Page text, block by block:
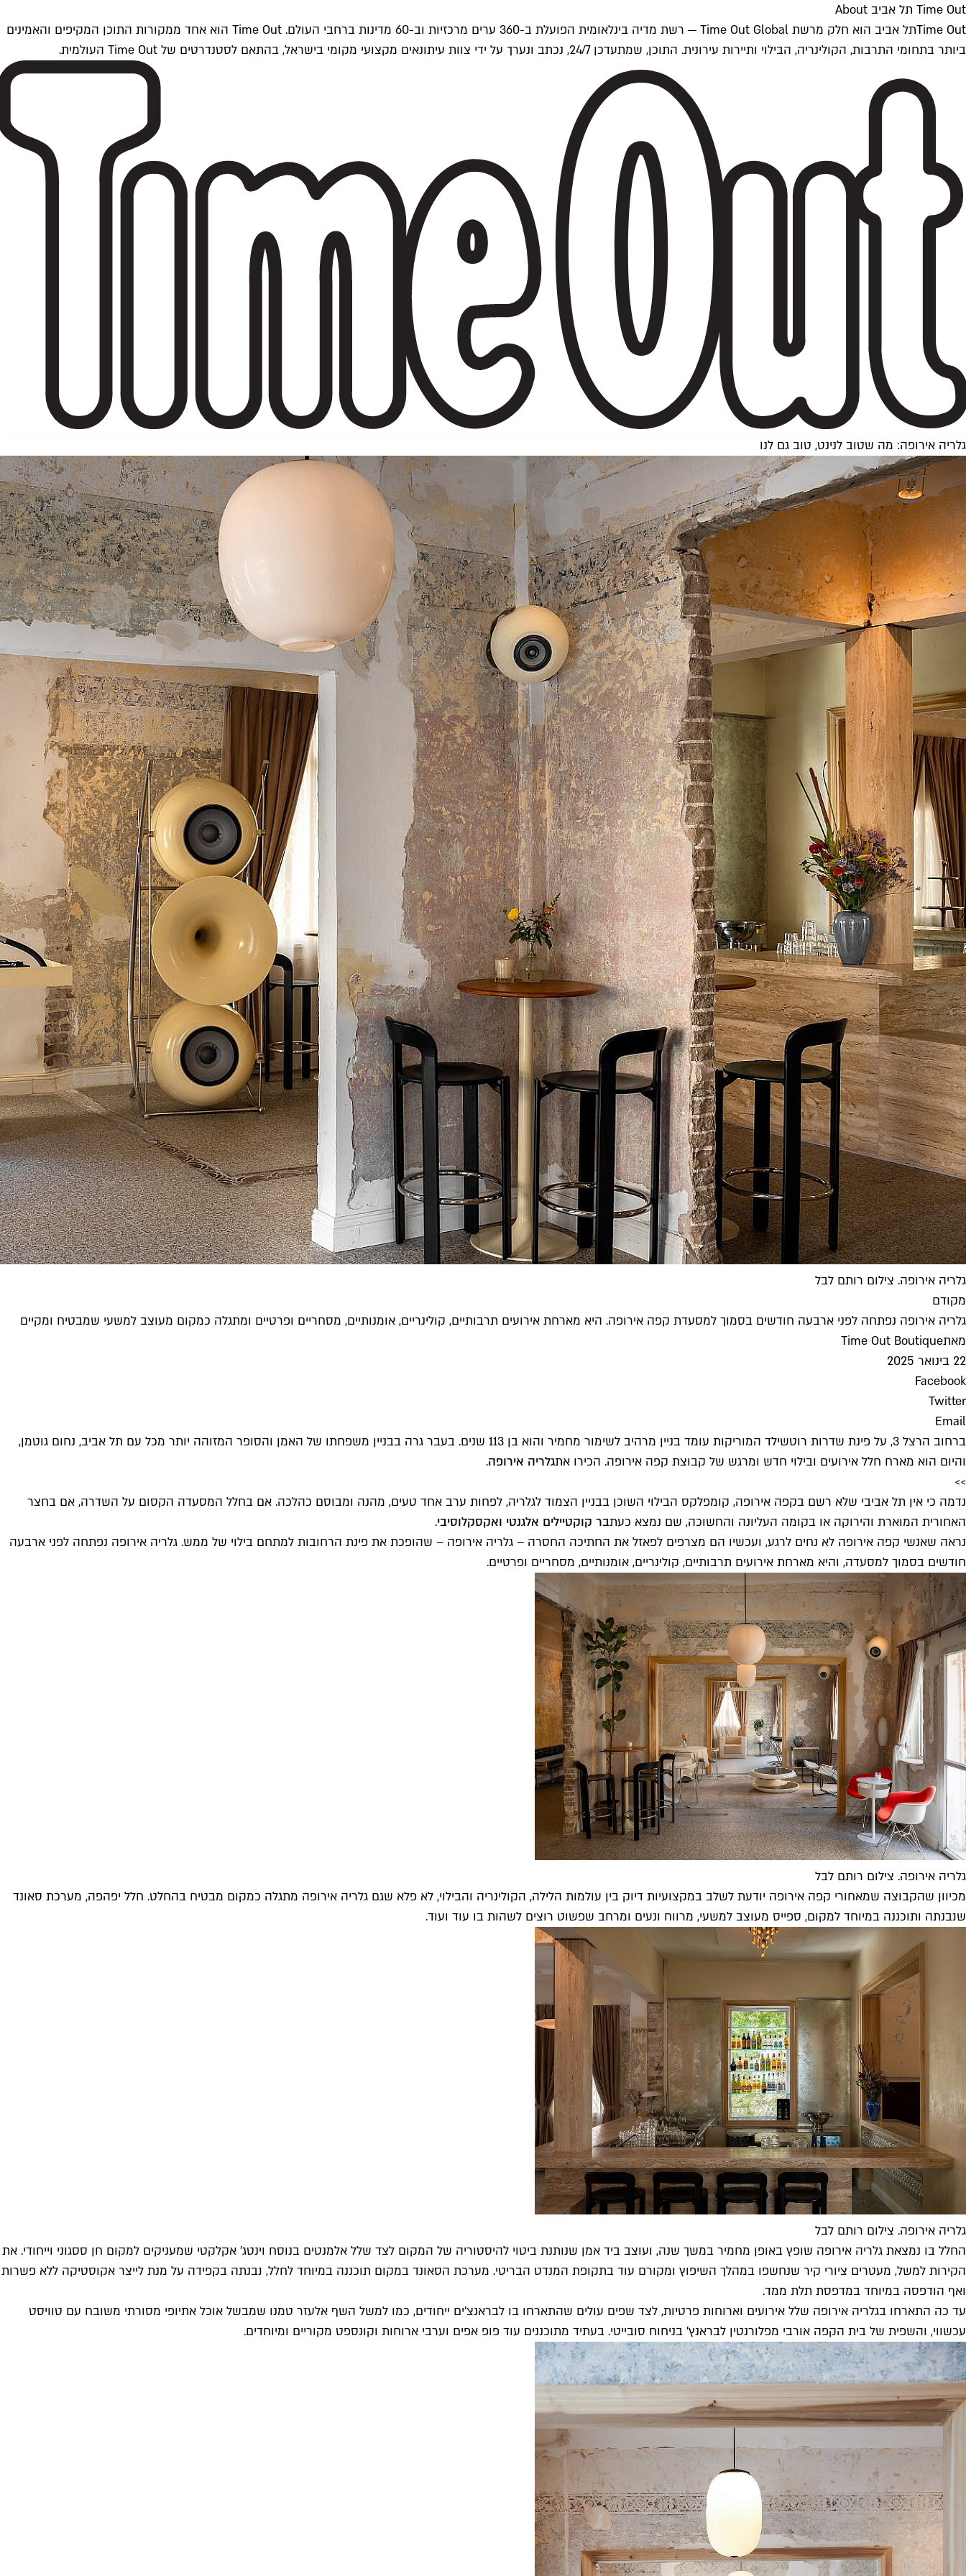
Time Out תל אביב About
Time Outתל אביב הוא חלק מרשת Time Out Global — רשת מדיה בינלאומית הפועלת ב-360 ערים מרכזיות וב-60 מדינות ברחבי העולם. Time Out הוא אחד ממקורות התוכן המקיפים והאמינים
ביותר בתחומי התרבות, הקולינריה, הבילוי ותיירות עירונית. התוכן, שמתעדכן 24/7, נכתב ונערך על ידי צוות עיתונאים מקצועי מקומי בישראל, בהתאם לסטנדרטים של Time Out העולמית.
גלריה אירופה: מה שטוב לנינט, טוב גם לנו
גלריה אירופה. צילום רותם לבל
מקודם
גלריה אירופה נפתחה לפני ארבעה חודשים בסמוך למסעדת קפה אירופה. היא מארחת אירועים תרבותיים, קולינריים, אומנותיים, מסחריים ופרטיים ומתגלה כמקום מעוצב למשעי שמבטיח ומקיים
מאתTime Out Boutique
22 בינואר 2025
Facebook
Twitter
Email
ברחוב הרצל 3, על פינת שדרות רוטשילד המוריקות עומד בניין מרהיב לשימור מחמיר והוא בן 113 שנים. בעבר גרה בבניין משפחתו של האמן והסופר המזוהה יותר מכל עם תל אביב, נחום גוטמן,
והיום הוא מארח חלל אירועים ובילוי חדש ומרגש של קבוצת קפה אירופה. הכירו אתגלריה אירופה.
>>
נדמה כי אין תל אביבי שלא רשם בקפה אירופה, קומפלקס הבילוי השוכן בבניין הצמוד לגלריה, לפחות ערב אחד טעים, מהנה ומבוסם כהלכה. אם בחלל המסעדה הקסום על השדרה, אם בחצר
האחורית המוארת והירוקה או בקומה העליונה והחשוכה, שם נמצא כעתבר קוקטיילים אלגנטי ואקסקלוסיבי.
נראה שאנשי קפה אירופה לא נחים לרגע, ועכשיו הם מצרפים לפאזל את החתיכה החסרה – גלריה אירופה – שהופכת את פינת הרחובות למתחם בילוי של ממש. גלריה אירופה נפתחה לפני ארבעה
חודשים בסמוך למסעדה, והיא מארחת אירועים תרבותיים, קולינריים, אומנותיים, מסחריים ופרטיים.
גלריה אירופה. צילום רותם לבל
מכיוון שהקבוצה שמאחורי קפה אירופה יודעת לשלב במקצועיות דיוק בין עולמות הלילה, הקולינריה והבילוי, לא פלא שגם גלריה אירופה מתגלה כמקום מבטיח בהחלט. חלל יפהפה, מערכת סאונד
שנבנתה ותוכננה במיוחד למקום, ספייס מעוצב למשעי, מרווח ונעים ומרחב שפשוט רוצים לשהות בו עוד ועוד.
גלריה אירופה. צילום רותם לבל
החלל בו נמצאת גלריה אירופה שופץ באופן מחמיר במשך שנה, ועוצב ביד אמן שנותנת ביטוי להיסטוריה של המקום לצד שלל אלמנטים בנוסח וינטג' אקלקטי שמעניקים למקום חן ססגוני וייחודי. את
הקירות למשל, מעטרים ציורי קיר שנחשפו במהלך השיפוץ ומקורם עוד בתקופת המנדט הבריטי. מערכת הסאונד במקום תוכננה במיוחד לחלל, נבנתה בקפידה על מנת לייצר אקוסטיקה ללא פשרות
ואף הודפסה במיוחד במדפסת תלת ממד.
עד כה התארחו בגלריה אירופה שלל אירועים וארוחות פרטיות, לצד שפים עולים שהתארחו בו לבראנצ'ים ייחודים, כמו למשל השף אלעזר טמנו שמבשל אוכל אתיופי מסורתי משובח עם טוויסט
עכשווי, והשפית של בית הקפה אורבי מפלורנטין לבראנץ' בניחוח סובייטי. בעתיד מתוכננים עוד פופ אפים וערבי ארוחות וקונספט מקוריים ומיוחדים.